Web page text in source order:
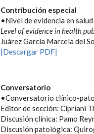
Contribución especial
•Nivel de evidencia en
Level of evidence in health
Juárez García Marcela del
|Descargar PDF|
Conversatorio
•Conversatorio clínico-
Editor de sección: Cipriani
Discusión clínica: Pamo
Discusión patológica: